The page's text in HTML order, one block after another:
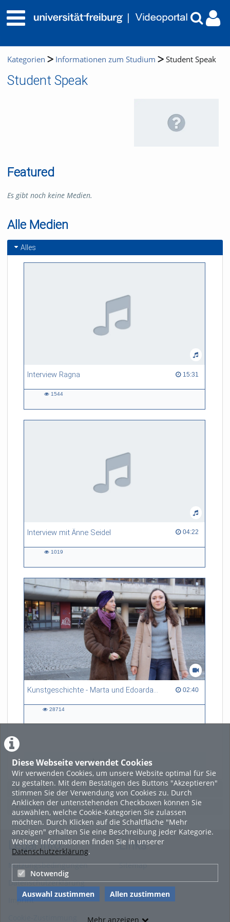
Diese Webseite verwendet Cookies
Wir verwenden Cookies, um unsere Website optimal für Sie
zu gestalten. Mit dem Bestätigen des Buttons "Akzeptieren"
stimmen Sie der Verwendung von Cookies zu. Durch
Anklicken der untenstehenden Checkboxen können Sie
auswählen, welche Cookie-Kategorien Sie zulassen
möchten. Durch Klicken auf die Schaltfläche "Mehr
anzeigen" erhalten Sie eine Beschreibung jeder Kategorie.
Weitere Informationen finden Sie in unserer
Datenschutzerklärung.
Notwendig
Auswahl zustimmen Allen zustimmen
Mehr anzeigen
Kategorien Informationen zum Studium Student Speak
Student Speak
Featured
Es gibt noch keine Medien.
Alle Medien
Alles
Interview Ragna 15:31
15:31 duration
1544
Interview mit Änne Seidel 04:22
04:22 duration
1019
Kunstgeschichte - Marta und Edoarda stellen ihren Studiengang vor 02:40
02:40 duration
28714
LADE MEHR
Featured
Beliebtheit
Legal Info
Nutzungsbedingungen
Datenschutzerklärung
Imprint
Links
Sitemap